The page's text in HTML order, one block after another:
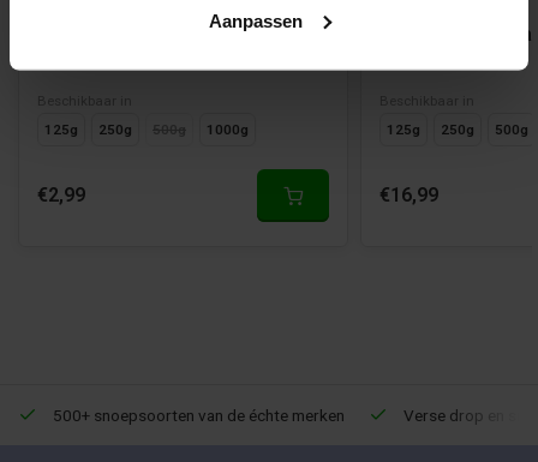
Aanpassen
Auto's en Fietsen Drop van
Beschikbaar in
125g
250g 500g 1000g
€2,99
Biggetjes van
125g
250g 500g
€16,99
500+ snoepsoorten van de échte merken Verse drop en